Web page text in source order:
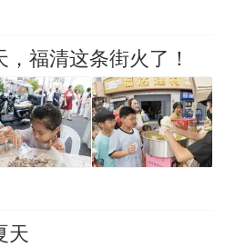
福清这条街火了！
天